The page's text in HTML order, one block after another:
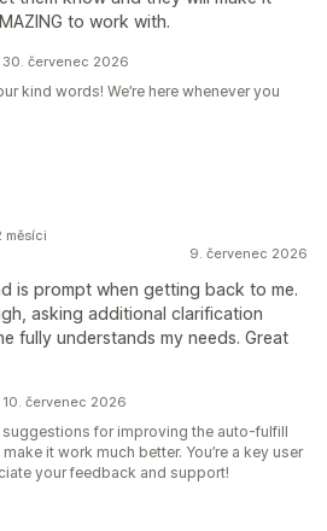
to work with.
30. červenec 2026
kind words! We’re here whenever you
9. červenec 2026
is prompt when getting back to me.
asking additional clarification
fully understands my needs. Great
měsíci
10. červenec 2026
suggestions for improving the auto-fulfill
it work much better. You’re a key user
your feedback and support!